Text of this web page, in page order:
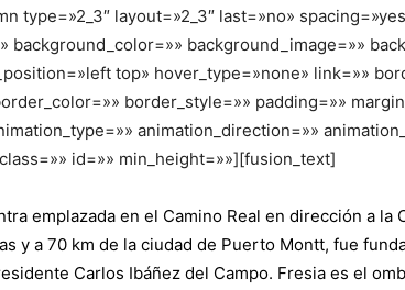
type=»2_3″ layout=»2_3″ last=»no»
background_color=»» background_image=»»
top» hover_type=»none» link=»»
border_style=»» padding=»»
animation_direction=»»
id=»» min_height=»»][fusion_text]
emplazada en el Camino Real en dirección a la
y a 70 km de la ciudad de Puerto Montt, fue
Carlos Ibáñez del Campo. Fresia es el